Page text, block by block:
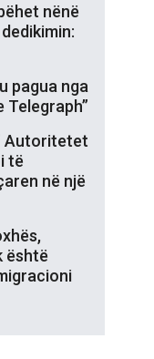
nënë
pagua nga
Telegraph”
Autoritetet
të
në një
është